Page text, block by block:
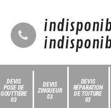
DEVIS
POSE DE
GOUTTIÈRE
03
DEVIS
ZINGUEUR
03
DEVIS
RÉPARATION
DE TOITURE
03